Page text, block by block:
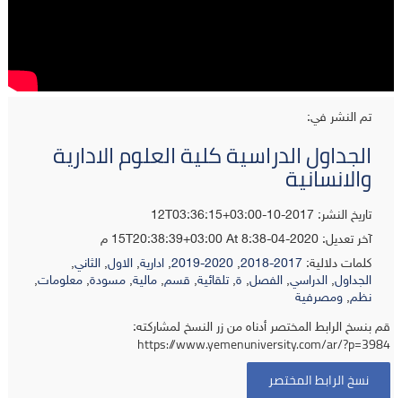
تم النشر في:
الجداول الدراسية كلية العلوم الادارية
والانسانية
تاريخ النشر: 2017-10-12T03:36:15+03:00
آخر تعديل:2020-04-15T20:38:39+03:00
At 8:38 م
كلمات دلالية:2017-2018
,
2020-2019
,ادارية,الاول,الثاني,
الجداول,الدراسي,الفصل, ة,تلقائية, قسم,مالية,مسودة,معلومات,
نظم,ومصرفية
قم بنسخ الرابط المختصر أدناه من زر النسخ لمشاركته:
https://www.yemenuniversity.com/ar/?p=3984
نسخ الرابط المختصر